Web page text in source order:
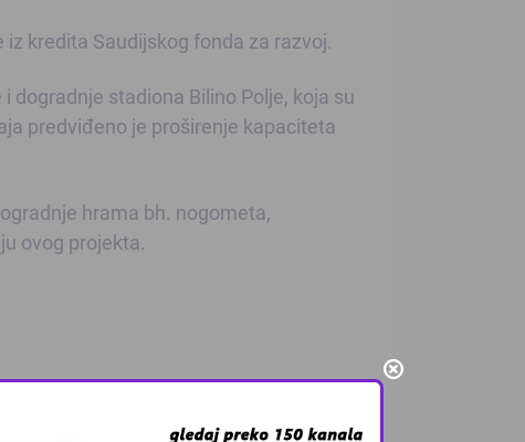
kredita Saudijskog fonda za razvoj.
dogradnje stadiona Bilino Polje, koja su
predviđeno je proširenje kapaciteta
hrama bh. nogometa,
ovog projekta.